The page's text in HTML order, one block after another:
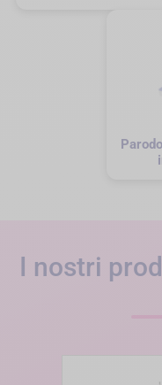
I nostri